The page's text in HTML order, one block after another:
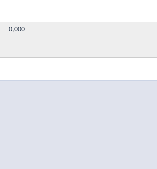
0,000